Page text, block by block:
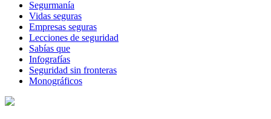
Segurmanía
Vidas seguras
Empresas seguras
Lecciones de seguridad
Sabías que
Infografías
Seguridad sin fronteras
Monográficos